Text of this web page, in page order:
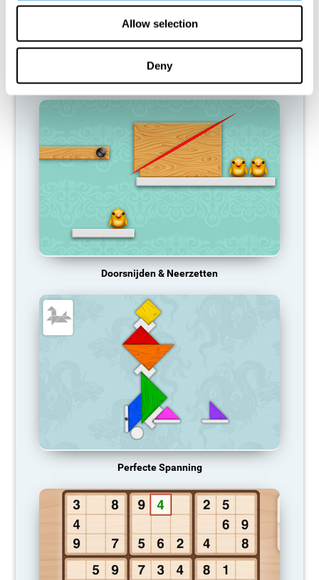
Allow selection
Deny
vaardigheid normaal niet wordt gebruikt, bieden de hersenen
geen middelen voor dat neuronale activeringspatroon, dus het
trainen, worden we minder efficiënt in onze dagelijkse activiteiten.
AANBEVOLEN SPELLETJES
Doorsnijden & Neerzetten
Perfecte Spanning